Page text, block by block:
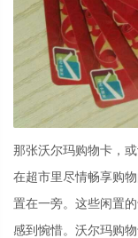
那张沃尔玛购物卡，
在超市里尽情畅享购
置在一旁。这些闲置
感到惋惜。沃尔玛购